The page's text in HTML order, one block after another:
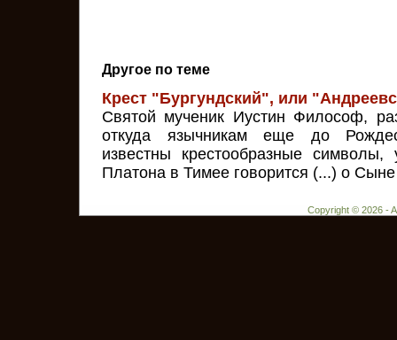
Другое по теме
Крест "Бургундский", или
Святой мученик Иустин Философ,
откуда язычникам еще до
известны крестообразные
Платона в Тимее говорится (...) о
Copyright © 2026 -